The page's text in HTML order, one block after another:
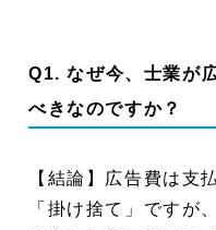
Q1. なぜ今、士業が
べきなのですか？
【結論】広告費は支
「掛け捨て」ですが